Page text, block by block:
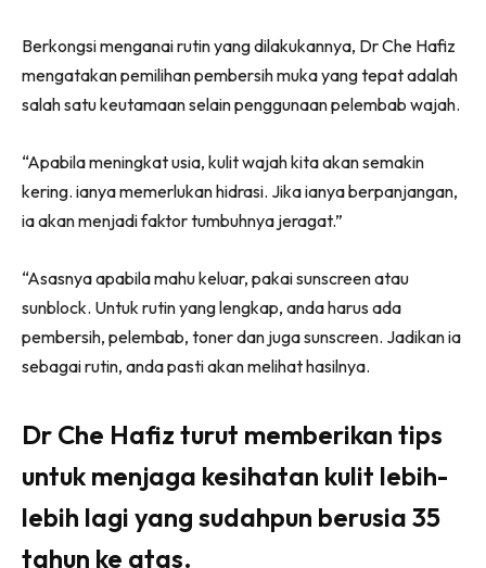
Berkongsi menganai rutin yang dilakukannya, Dr Che Hafiz
mengatakan pemilihan pembersih muka yang tepat adalah
salah satu keutamaan selain penggunaan pelembab wajah.
“Apabila meningkat usia, kulit wajah kita akan semakin
kering. ianya memerlukan hidrasi. Jika ianya berpanjangan,
ia akan menjadi faktor tumbuhnya jeragat.”
“Asasnya apabila mahu keluar, pakai sunscreen atau
sunblock. Untuk rutin yang lengkap, anda harus ada
pembersih, pelembab, toner dan juga sunscreen. Jadikan ia
sebagai rutin, anda pasti akan melihat hasilnya.
Dr Che Hafiz turut memberikan tips
untuk menjaga kesihatan kulit lebih-
lebih lagi yang sudahpun berusia 35
tahun ke atas.